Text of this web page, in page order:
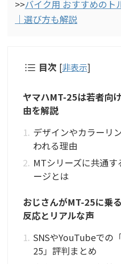
>>バイク用 おすすめのト
｜選び方も解説
目次 [非表示]
ヤマハMT-25は若者向
由を解説
デザインやカラーリ
われる理由
MTシリーズに共通
ージとは
おじさんがMT-25に乗
反応とリアルな声
SNSやYouTubeでの
25」評判まとめ